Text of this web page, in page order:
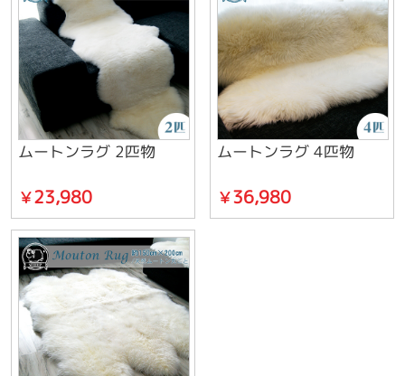
ムートンラグ 2匹物
￥23,980
ムートンラグ 4匹物
￥36,980